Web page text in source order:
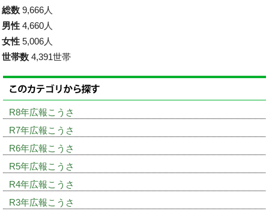
総数 9,666人
男性 4,660人
女性 5,006人
世帯数 4,391世帯
R8年広報こうさ
R7年広報こうさ
R6年広報こうさ
R5年広報こうさ
R4年広報こうさ
R3年広報こうさ